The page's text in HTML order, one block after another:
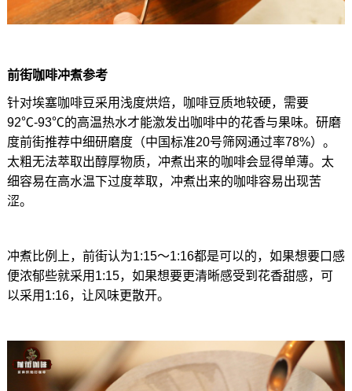
前街咖啡冲煮参考
针对埃塞咖啡豆采用浅度烘焙，咖啡豆质地较硬，需要
92℃-93℃的高温热水才能激发出咖啡中的花香与果味。研磨
度前街推荐中细研磨度（中国标准20号筛网通过率78%）。
太粗无法萃取出醇厚物质，冲煮出来的咖啡会显得单薄。太
细容易在高水温下过度萃取，冲煮出来的咖啡容易出现苦
涩。
冲煮比例上，前街认为1:15～1:16都是可以的，如果想要口感
便浓郁些就采用1:15，如果想要更清晰感受到花香甜感，可
以采用1:16，让风味更散开。